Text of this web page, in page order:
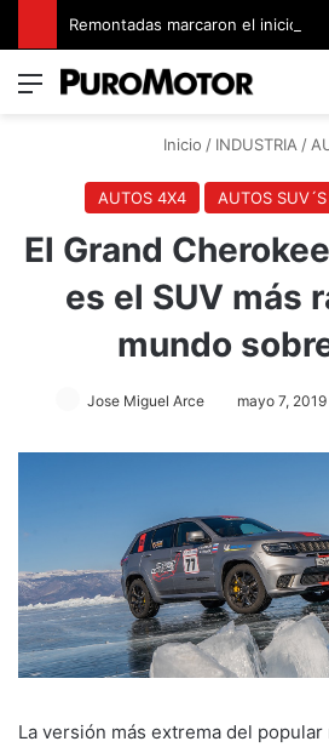
Menú
Inicio / INDUSTRIA/
AUTOS 4X4 AUTOS SUV´S
El Grand
es el SUV más
mundo
Jose Miguel Arce mayo 7, 2019
La versión más extrema del